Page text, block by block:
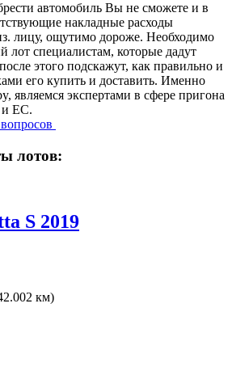
автомобиль Вы не сможете и в
накладные расходы
лицу, ощутимо дороже. Необходимо
лот специалистам, которые дадут
этого подскажут, как правильно и
его купить и доставить. Именно
являемся экспертами в сфере пригона
ЕС.
лотов:
S 2019
км)